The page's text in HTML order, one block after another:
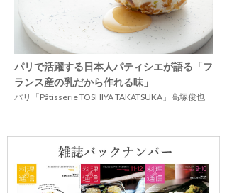
パリで活躍する日本人パティシエが語る「フ
ランス産の乳だから作れる味」
パリ「Pâtisserie TOSHIYA TAKATSUKA」高塚俊也